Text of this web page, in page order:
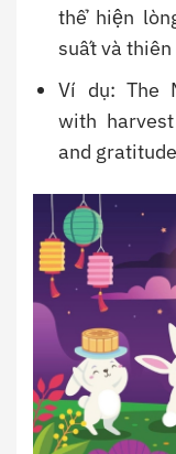
thể hiện
suất và
Ví dụ: The
with
and